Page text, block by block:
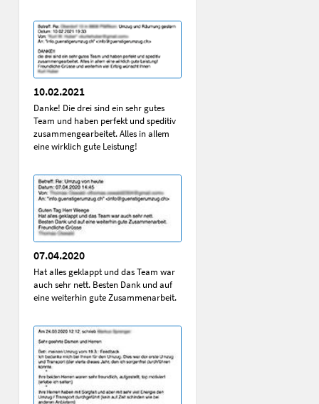
10.02.2021
Danke! Die drei sind ein sehr gutes
Team und haben perfekt und speditiv
zusammengearbeitet. Alles in allem
eine wirklich gute Leistung!
07.04.2020
Hat alles geklappt und das Team war
auch sehr nett. Besten Dank und auf
eine weiterhin gute Zusammenarbeit.